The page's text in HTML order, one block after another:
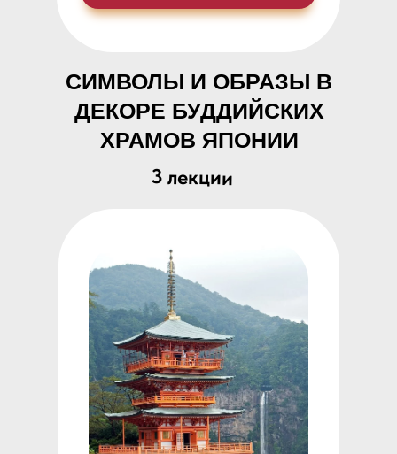
СИМВОЛЫ И ОБРАЗЫ В
ДЕКОРЕ БУДДИЙСКИХ
ХРАМОВ ЯПОНИИ
3 лекции